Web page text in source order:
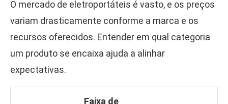
O mercado de eletroportáteis é vasto, e os preços
variam drasticamente conforme a marca e os
recursos oferecidos. Entender em qual categoria
um produto se encaixa ajuda a alinhar
expectativas.
Faixa de